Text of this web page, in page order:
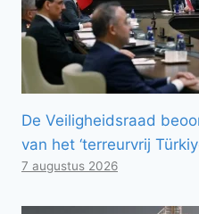
De Veiligheidsraad
van het ‘terreurvrij
7 augustus 2026